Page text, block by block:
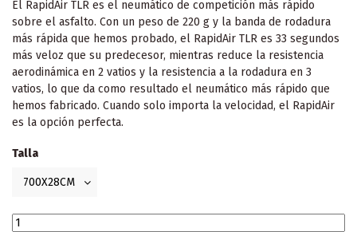
El RapidAir TLR es el neumático de competición más rápido
sobre el asfalto. Con un peso de 220 g y la banda de rodadura
más rápida que hemos probado, el RapidAir TLR es 33 segundos
más veloz que su predecesor, mientras reduce la resistencia
aerodinámica en 2 vatios y la resistencia a la rodadura en 3
vatios, lo que da como resultado el neumático más rápido que
hemos fabricado. Cuando solo importa la velocidad, el RapidAir
es la opción perfecta.
Talla